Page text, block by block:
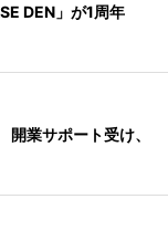
DEN」が1周年
業サポート受け、